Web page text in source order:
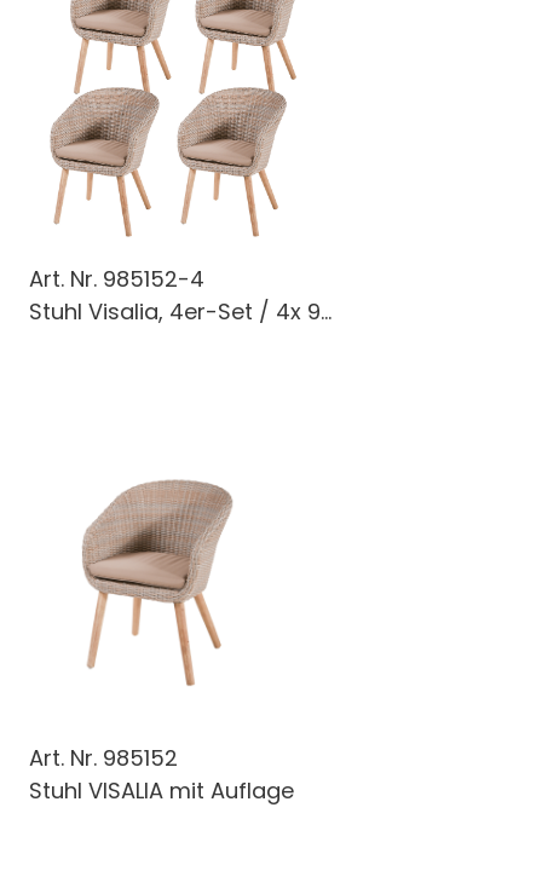
Art. Nr. 985152-4
Stuhl Visalia, 4er-Set / 4x 9...
Art. Nr. 985152
Stuhl VISALIA mit Auflage